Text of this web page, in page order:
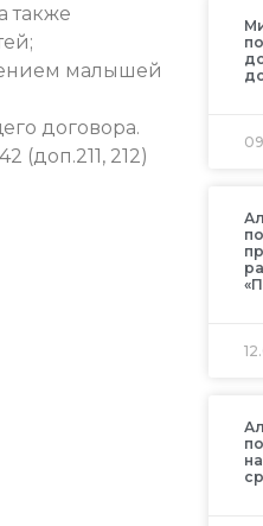
также
малышей
договора.
(доп.211, 212)